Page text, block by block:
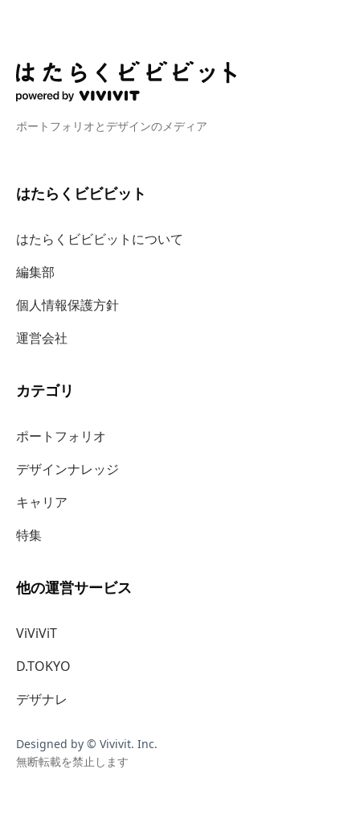
ポートフォリオとデザインのメディア
はたらくビビビット
はたらくビビビットについて
編集部
個人情報保護方針
運営会社
カテゴリ
ポートフォリオ
デザインナレッジ
キャリア
特集
他の運営サービス
ViViViT
D.TOKYO
デザナレ
Designed by © Vivivit. Inc.
無断転載を禁止します